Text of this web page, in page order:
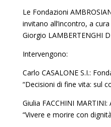
Le Fondazioni
invitano all’incontro, a
Giorgio LAMBERTENGHI
Intervengono:
Carlo CASALONE S.I.:
“Decisioni di fine vita: sul
Giulia FACCHINI
“Vivere e morire con